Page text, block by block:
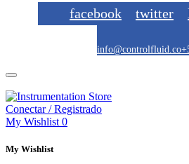
facebook twitter
info@controlfluid.co
Conectar / Registrado
My Wishlist 0
My Wishlist